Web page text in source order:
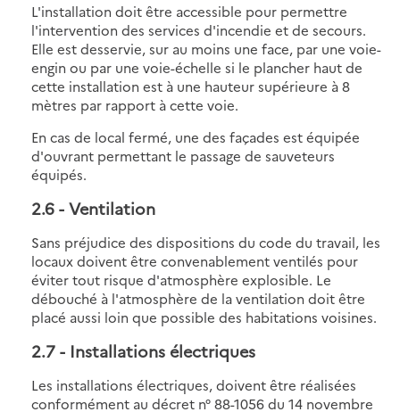
L'installation doit être accessible pour permettre
l'intervention des services d'incendie et de secours.
Elle est desservie, sur au moins une face, par une voie-
engin ou par une voie-échelle si le plancher haut de
cette installation est à une hauteur supérieure à 8
mètres par rapport à cette voie.
En cas de local fermé, une des façades est équipée
d'ouvrant permettant le passage de sauveteurs
équipés.
2.6 - Ventilation
Sans préjudice des dispositions du code du travail, les
locaux doivent être convenablement ventilés pour
éviter tout risque d'atmosphère explosible. Le
débouché à l'atmosphère de la ventilation doit être
placé aussi loin que possible des habitations voisines.
2.7 - Installations électriques
Les installations électriques, doivent être réalisées
conformément au décret n° 88-1056 du 14 novembre